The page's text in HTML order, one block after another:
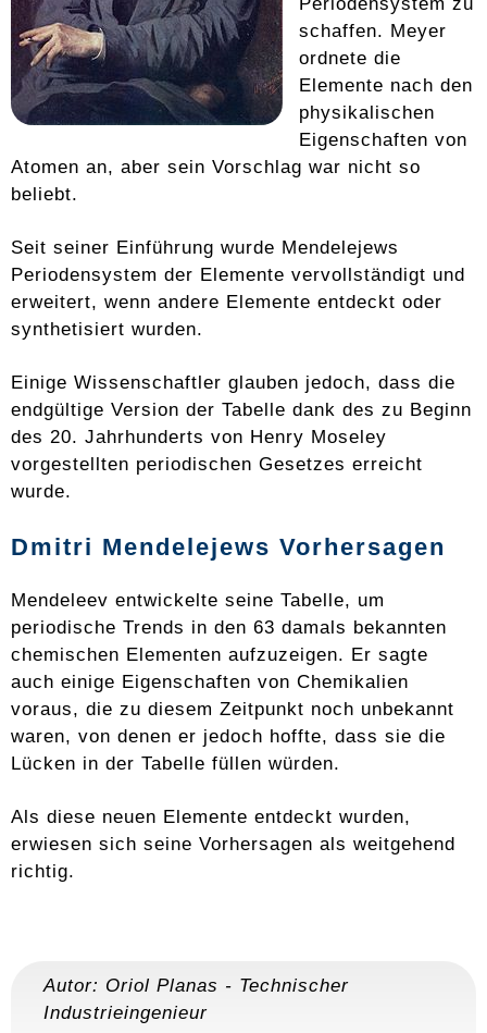
schaffen. Meyer
ordnete die
Elemente nach den
physikalischen
Eigenschaften von
Atomen an, aber sein Vorschlag war nicht so
beliebt.
Seit seiner Einführung wurde Mendelejews
Periodensystem der Elemente vervollständigt und
erweitert, wenn andere Elemente entdeckt oder
synthetisiert wurden.
Einige Wissenschaftler glauben jedoch, dass die
endgültige Version der Tabelle dank des zu Beginn
des 20. Jahrhunderts von Henry Moseley
vorgestellten periodischen Gesetzes erreicht
wurde.
Dmitri Mendelejews Vorhersagen
Mendeleev entwickelte seine Tabelle, um
periodische Trends in den 63 damals bekannten
chemischen Elementen aufzuzeigen. Er sagte
auch einige Eigenschaften von Chemikalien
voraus, die zu diesem Zeitpunkt noch unbekannt
waren, von denen er jedoch hoffte, dass sie die
Lücken in der Tabelle füllen würden.
Als diese neuen Elemente entdeckt wurden,
erwiesen sich seine Vorhersagen als weitgehend
richtig.
Autor: Oriol Planas - Technischer
Industrieingenieur